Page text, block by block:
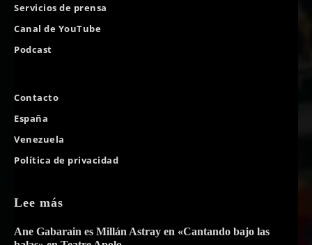
Servicios de prensa
Canal de YouTube
Podcast
Contacto
España
Venezuela
Política de privacidad
Lee más
Ane Gabarain es Millán Astray en «Cantando bajo las